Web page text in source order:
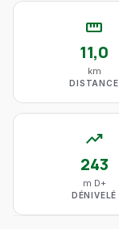
straighten
11,0
km
DISTANCE
trending_up
243
m D+
DÉNIVELÉ